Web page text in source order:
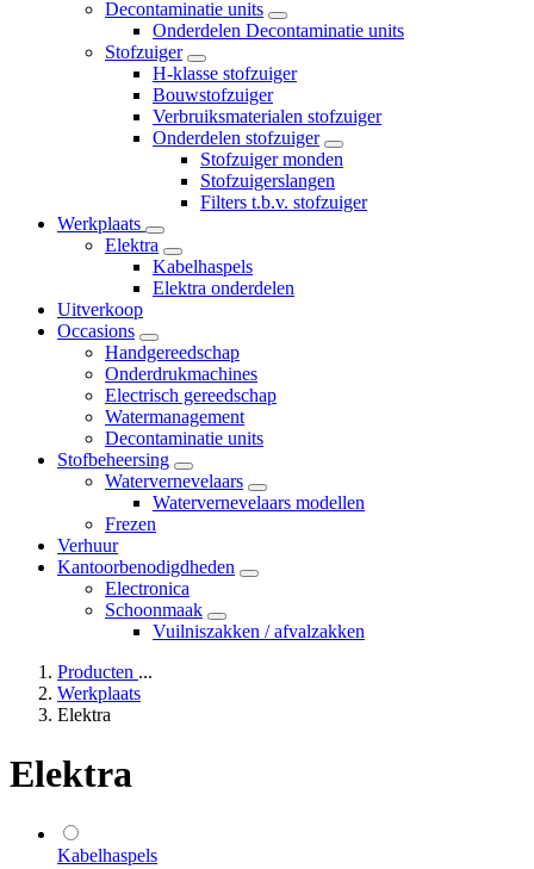
Decontaminatie units
Onderdelen Decontaminatie units
Stofzuiger
H-klasse stofzuiger
Bouwstofzuiger
Verbruiksmaterialen stofzuiger
Onderdelen stofzuiger
Stofzuiger monden
Stofzuigerslangen
Filters t.b.v. stofzuiger
Werkplaats
Elektra
Kabelhaspels
Elektra onderdelen
Uitverkoop
Occasions
Handgereedschap
Onderdrukmachines
Electrisch gereedschap
Watermanagement
Decontaminatie units
Stofbeheersing
Watervernevelaars
Watervernevelaars modellen
Frezen
Verhuur
Kantoorbenodigdheden
Electronica
Schoonmaak
Vuilniszakken / afvalzakken
Producten ...
Werkplaats
Elektra
Elektra
Kabelhaspels